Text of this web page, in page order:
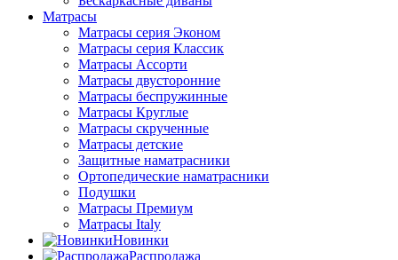
Матрасы
Матрасы серия Эконом
Матрасы серия Классик
Матрасы Ассорти
Матрасы двусторонние
Матрасы беспружинные
Матрасы Круглые
Матрасы скрученные
Матрасы детские
Защитные наматрасники
Ортопедические наматрасники
Подушки
Матрасы Премиум
Матрасы Italy
Новинки
Распродажа